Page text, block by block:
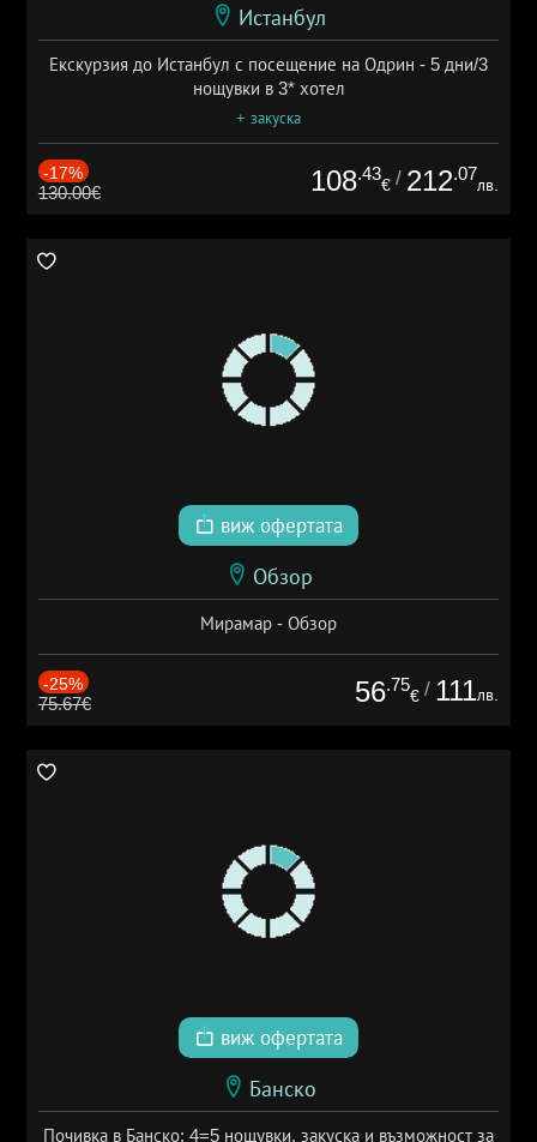
Истанбул
Екскурзия до Истанбул с посещение на Одрин - 5 дни/3
нощувки в 3* хотел
+ закуска
-17%
130.00€ 108.43
€ / 212.07
лв.
виж офертата
Обзор
Мирамар - Обзор
-25%
75.67€ 56.75
€ / 111лв.
виж офертата
Банско
Почивка в Банско: 4=5 нощувки, закуска и възможност за